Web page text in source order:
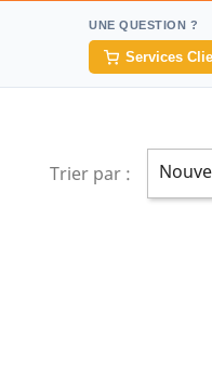
UNE QUESTION ?
Services
Trier par :